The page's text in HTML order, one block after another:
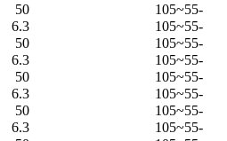
-55~105
50
-55~105
6.3
-55~105
50
-55~105
6.3
-55~105
50
-55~105
6.3
-55~105
50
-55~105
6.3